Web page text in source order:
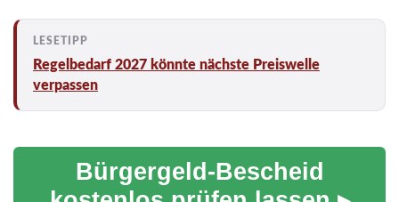
Regelbedarf 2027 könnte nächste Preiswelle
verpassen
Bürgergeld-Bescheid